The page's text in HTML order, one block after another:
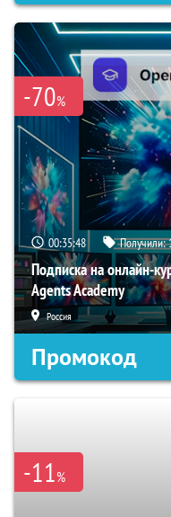
-70%
00:35:47 Получили:
Подписка на онлайн-
Agents Academy
Россия
Промокод
-11%